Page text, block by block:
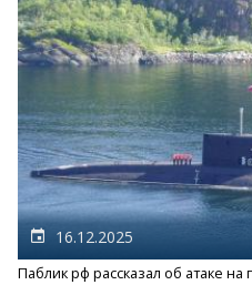
16.12.2025
Паблик рф рассказал об атаке